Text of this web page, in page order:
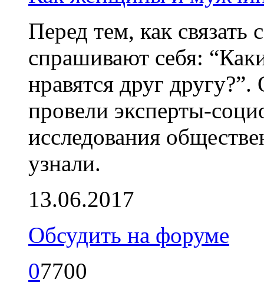
Перед тем, как связать
спрашивают себя:
нравятся друг
провели эксперты-
исследования
узнали.
13.06.2017
Обсудить на форуме
07700